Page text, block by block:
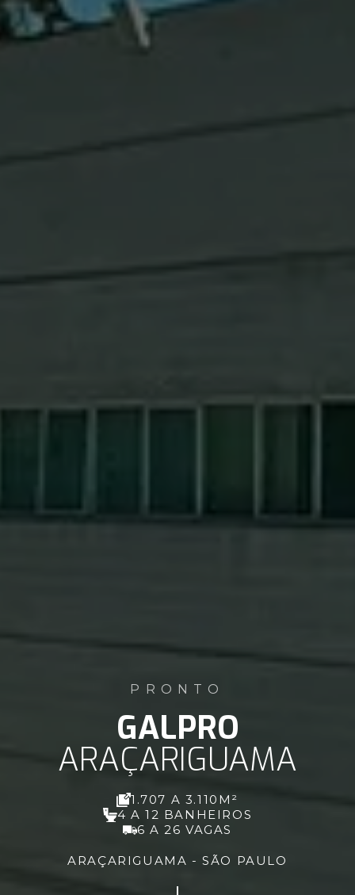
PRONTO
GALPRO
ARAÇARIGUAMA
1.707 A 3.110M²
4 A 12 BANHEIROS
6 A 26 VAGAS
ARAÇARIGUAMA - SÃO PAULO